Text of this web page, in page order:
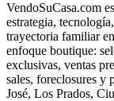
VendoSuCasa.com
estrategia,
trayectoria familiar
enfoque boutique:
exclusivas, ventas
sales, foreclosures y
José, Los Prados,